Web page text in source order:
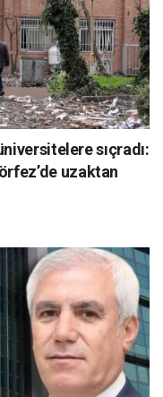
sıçradı:
uzaktan